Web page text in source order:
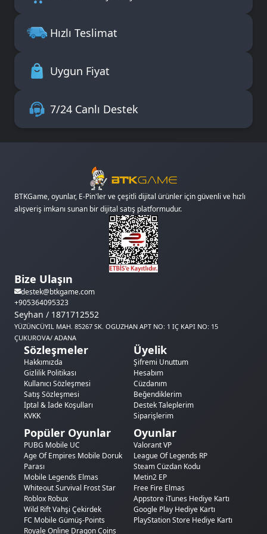
Hızlı Teslimat
Uygun Fiyat
7/24 Canlı Destek
BTKGame, oyunlar, E-Pin'ler ve çeşitli dijital ürünler için güvenli ve hızlı
alışveriş imkanı sunan bir dijital satış platformudur.
Bize Ulaşın
destek@btkgame.com
+905364095323
Seyhan / 1871712552
YÜZÜNCÜYIL MAH. 85267 SK. OGUZHAN APT NO: 1 IÇ KAPI NO: 15
ÇUKUROVA/ ADANA
Sözleşmeler
Hakkımızda
Gizlilik Politikası
Kullanıcı Sözleşmesi
Satış Sözleşmesi
İptal & İade Koşulları
KVKK
Üyelik
Şifremi Unuttum
Hesabım
Cüzdanım
Beğendiklerim
Destek Taleplerim
Siparişlerim
Popüler Oyunlar
PUBG Mobile UC
Age Of Empires Mobile Doruk
Parası
Mobile Legends Elmas
Whiteout Survival Frost Star
Roblox Robux
Wild Rift Vahşi Çekirdek
FC Mobile Gümüş-Points
Royale Online Dragon Coins
Oyunlar
Valorant VP
League Of Legends RP
Steam Cüzdan Kodu
Metin2 EP
Free Fire Elmas
Appstore iTunes Hediye Kartı
Google Play Hediye Kartı
PlayStation Store Hediye Kartı